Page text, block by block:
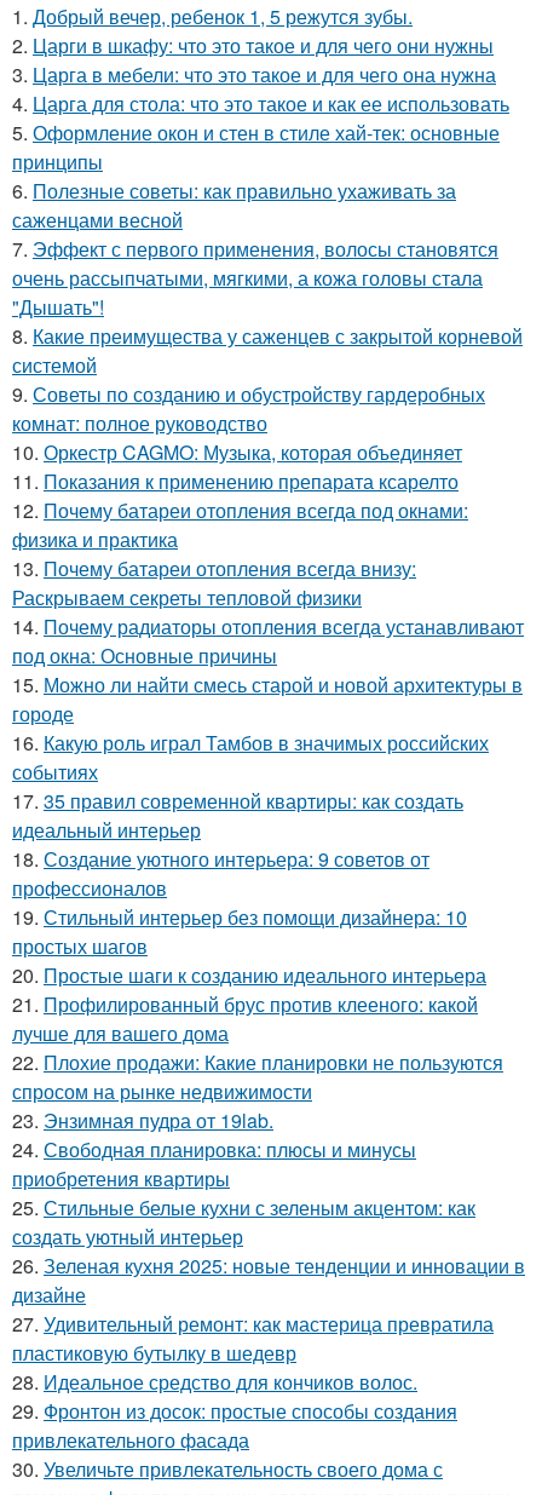
1. Добрый вечер, ребенок 1, 5 режутся зубы.
2. Царги в шкафу: что это такое и для чего они нужны
3. Царга в мебели: что это такое и для чего она нужна
4. Царга для стола: что это такое и как ее использовать
5. Оформление окон и стен в стиле хай-тек: основные
принципы
6. Полезные советы: как правильно ухаживать за
саженцами весной
7. Эффект с первого применения, волосы становятся
очень рассыпчатыми, мягкими, а кожа головы стала
"Дышать"!
8. Какие преимущества у саженцев с закрытой корневой
системой
9. Советы по созданию и обустройству гардеробных
комнат: полное руководство
10. Оркестр CAGMO: Музыка, которая объединяет
11. Показания к применению препарата ксарелто
12. Почему батареи отопления всегда под окнами:
физика и практика
13. Почему батареи отопления всегда внизу:
Раскрываем секреты тепловой физики
14. Почему радиаторы отопления всегда устанавливают
под окна: Основные причины
15. Можно ли найти смесь старой и новой архитектуры в
городе
16. Какую роль играл Тамбов в значимых российских
событиях
17. 35 правил современной квартиры: как создать
идеальный интерьер
18. Создание уютного интерьера: 9 советов от
профессионалов
19. Стильный интерьер без помощи дизайнера: 10
простых шагов
20. Простые шаги к созданию идеального интерьера
21. Профилированный брус против клееного: какой
лучше для вашего дома
22. Плохие продажи: Какие планировки не пользуются
спросом на рынке недвижимости
23. Энзимная пудра от 19lab.
24. Свободная планировка: плюсы и минусы
приобретения квартиры
25. Стильные белые кухни с зеленым акцентом: как
создать уютный интерьер
26. Зеленая кухня 2025: новые тенденции и инновации в
дизайне
27. Удивительный ремонт: как мастерица превратила
пластиковую бутылку в шедевр
28. Идеальное средство для кончиков волос.
29. Фронтон из досок: простые способы создания
привлекательного фасада
30. Увеличьте привлекательность своего дома с